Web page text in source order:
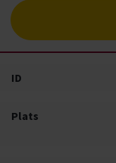
ID
Plats